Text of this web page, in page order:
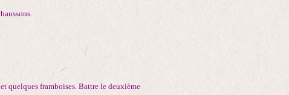
quelques framboises. Battre le deuxième